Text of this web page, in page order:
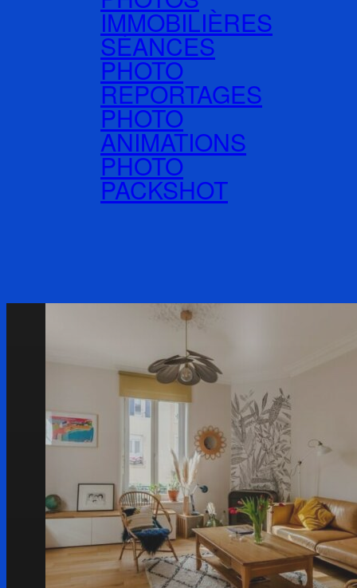
IMMOBILIÈRES
SÉANCES
PHOTO
REPORTAGES
PHOTO
ANIMATIONS
PHOTO
PACKSHOT